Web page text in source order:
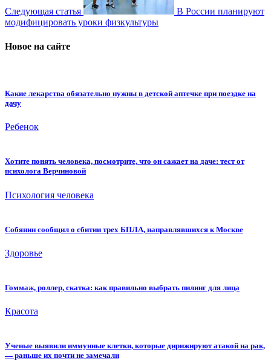
Следующая статья
В России планируют
модифицировать уроки физкультуры
Новое на сайте
Какие лекарства обязательно нужны в детской аптечке при поездке на
дачу
Ребенок
Хотите понять человека, посмотрите, что он сажает на даче: тест от
психолога Верчиновой
Психология человека
Собянин сообщил о сбитии трех БПЛА, направлявшихся к Москве
Здоровье
Гоммаж, роллер, скатка: как правильно выбрать пилинг для лица
Красота
Ученые выявили иммунные клетки, которые дирижируют атакой на рак,
— раньше их почти не замечали